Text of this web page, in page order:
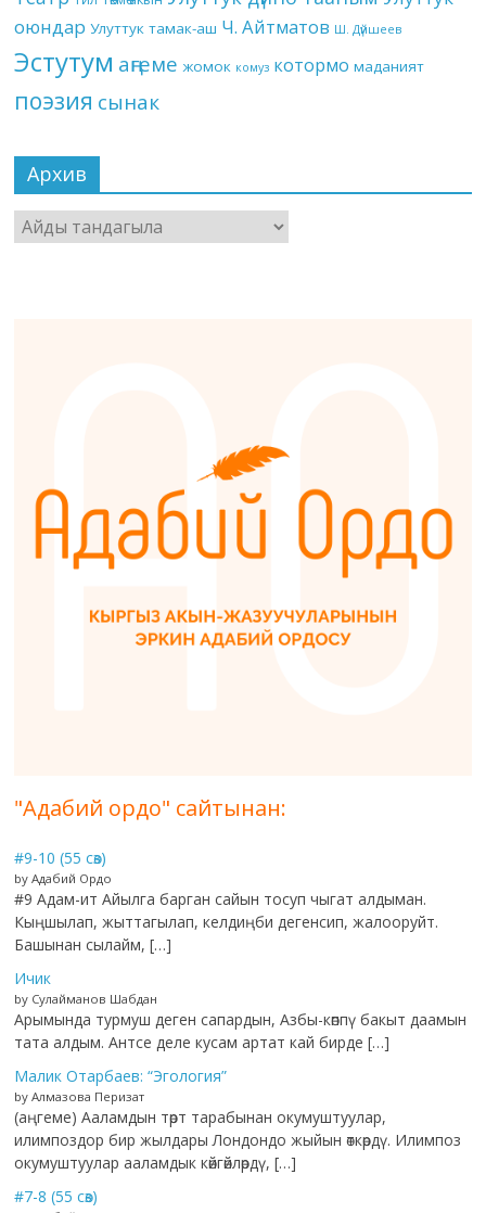
оюндар Улуттук тамак-аш Ч. Айтматов Ш. Дүйшеев
Эстутум аңгеме жомок комуз котормо маданият
поэзия сынак
Архив
Архив
"Адабий ордо" сайтынан:
#9-10 (55 сөз)
by Адабий Ордо
#9 Адам-ит Айылга барган сайын тосуп чыгат алдыман.
Кыңшылап, жыттагылап, келдиңби дегенсип, жалооруйт.
Башынан сылайм, […]
Ичик
by Сулайманов Шабдан
Арымында турмуш деген сапардын, Азбы-көппү бакыт даамын
тата алдым. Антсе деле кусам артат кай бирде […]
Малик Отарбаев: “Эгология”
by Алмазова Перизат
(аңгеме) Ааламдын төрт тарабынан окумуштуулар,
илимпоздор бир жылдары Лондондо жыйын өткөрдү. Илимпоз
окумуштуулар ааламдык көйгөйлөрдү, […]
#7-8 (55 сөз)